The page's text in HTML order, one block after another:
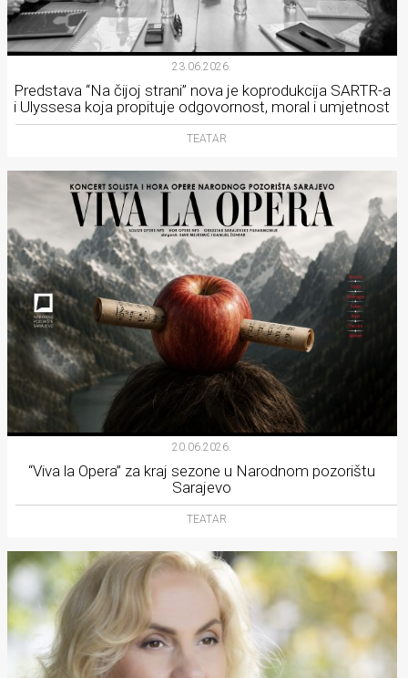
23.06.2026.
Predstava “Na čijoj strani” nova je koprodukcija SARTR-a
i Ulyssesa koja propituje odgovornost, moral i umjetnost
TEATAR
20.06.2026.
“Viva la Opera” za kraj sezone u Narodnom pozorištu
Sarajevo
TEATAR